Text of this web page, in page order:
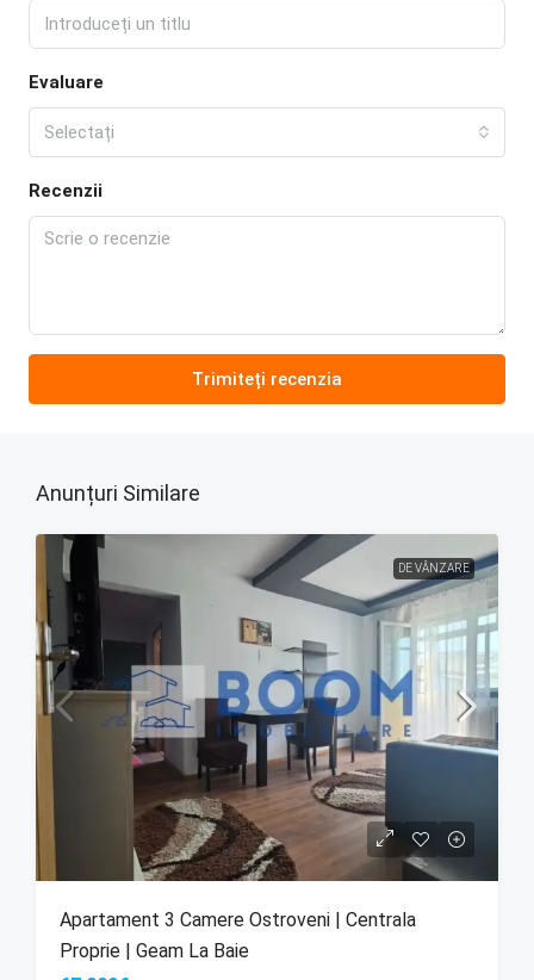
Evaluare
Selectați
Recenzii
Trimiteți recenzia
Anunțuri Similare
DE VÂNZARE
Apartament 3 Camere Ostroveni | Centrala
Proprie | Geam La Baie